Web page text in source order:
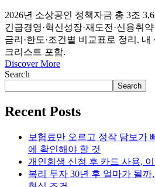
2026년 소상공인 정책자금 총 3조
긴급경영·혁신성장·재도전·신용취
금리·한도·조건별 비교표로 정리. 내
크리스트 포함.
Discover More
Search
Search
Recent Posts
보험료만 오르고 정작 담보가
에 확인해야 할 것
개인회생 신청 후 카드 사용,
복리 투자 30년 후 얼마가 될